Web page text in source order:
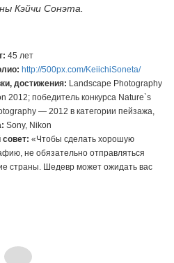
Кэйчи Сонэта.
45 лет
http://500px.com/KeiichiSoneta/
достижения: Landscape Photography
2012; победитель конкурса Nature`s
— 2012 в категории пейзажа,
Sony, Nikon
«Чтобы сделать хорошую
не обязательно отправляться
страны. Шедевр может ожидать вас